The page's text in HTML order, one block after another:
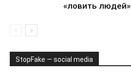
«ловить людей»
StopFake — social media